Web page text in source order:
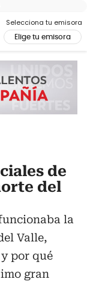
Selecciona tu emisora
Elige tu emisora
de
del
la
Valle,
por qué
gran